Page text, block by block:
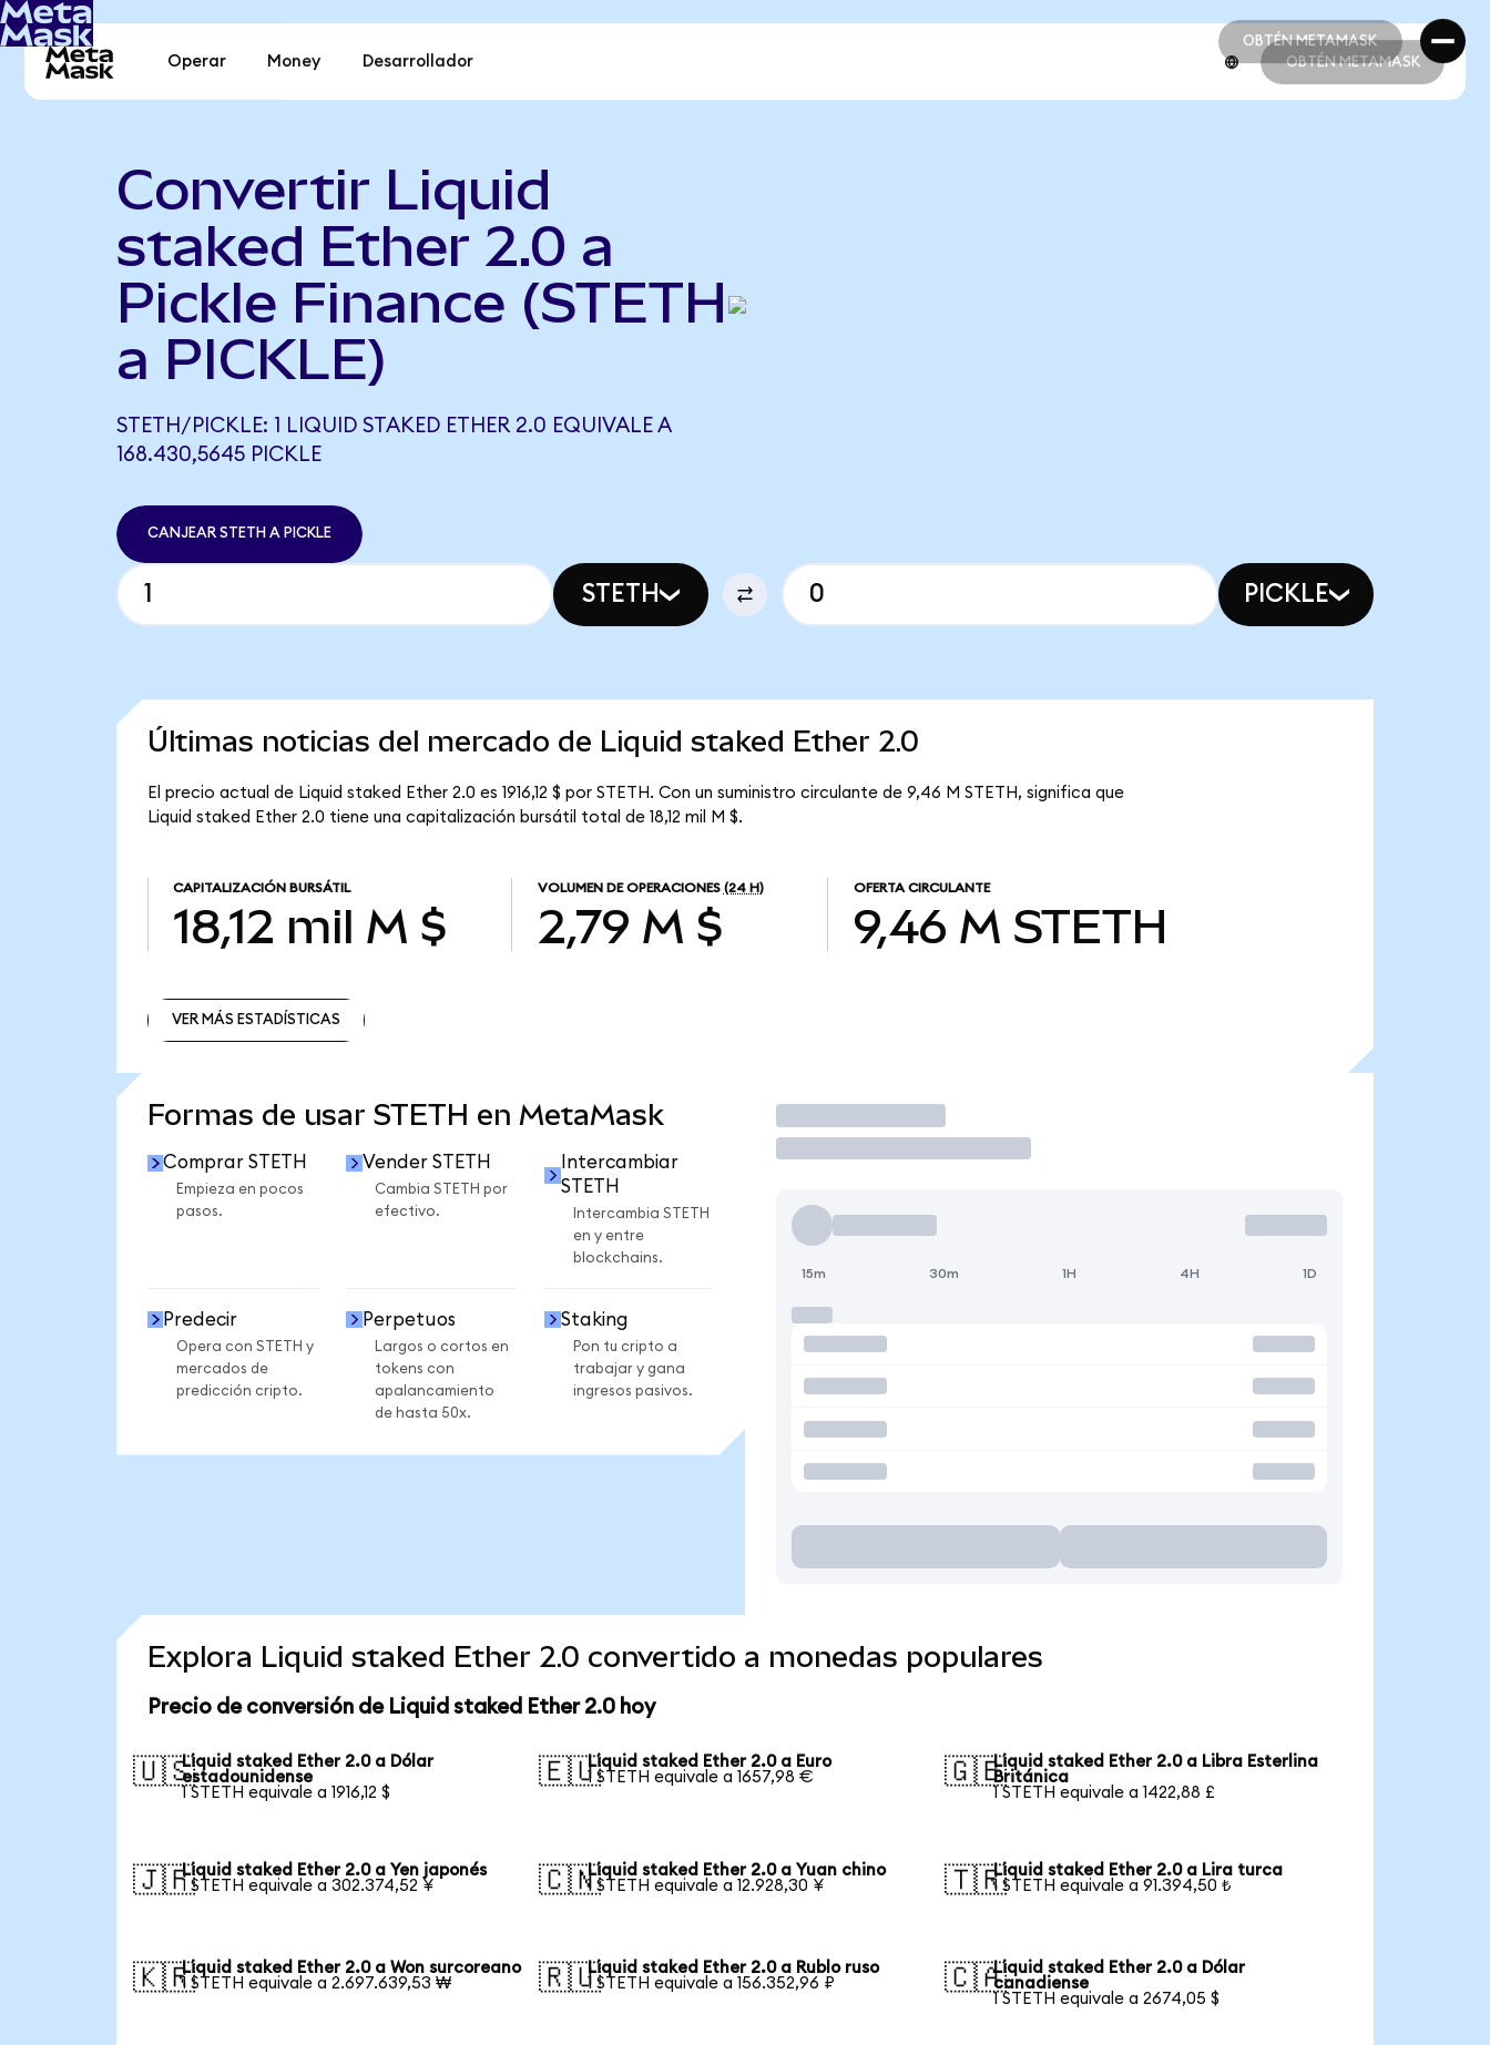
OBTÉN METAMASK
OBTÉN METAMASK
Operar Money Desarrollador OBTÉN METAMASK
Convertir Liquid
staked Ether 2.0 a
Pickle Finance (STETH
a PICKLE)
STETH/PICKLE: 1 LIQUID STAKED ETHER 2.0 EQUIVALE A
168.430,5645 PICKLE
CANJEAR STETH A PICKLE
STETH PICKLE
Últimas noticias del mercado de Liquid staked Ether 2.0
El precio actual de Liquid staked Ether 2.0 es 1916,12 $ por STETH. Con un suministro circulante de 9,46 M STETH, significa que
Liquid staked Ether 2.0 tiene una capitalización bursátil total de 18,12 mil M $.
CAPITALIZACIÓN BURSÁTIL
18,12 mil M $
VOLUMEN DE OPERACIONES (24 H)
2,79 M $
OFERTA CIRCULANTE
9,46 M STETH
VER MÁS ESTADÍSTICAS
Formas de usar STETH en MetaMask
Comprar STETH
Empieza en pocos
pasos.
Vender STETH
Cambia STETH por
efectivo.
Intercambiar
STETH
Intercambia STETH
en y entre
blockchains.
Predecir
Opera con STETH y
mercados de
predicción cripto.
Perpetuos
Largos o cortos en
tokens con
apalancamiento
de hasta 50x.
Staking
Pon tu cripto a
trabajar y gana
ingresos pasivos.
Operar
15m 30m 1H 4H 1D
Explora Liquid staked Ether 2.0 convertido a monedas populares
Precio de conversión de Liquid staked Ether 2.0 hoy
🇺🇸Liquid staked Ether 2.0 a Dólar
estadounidense
1 STETH equivale a 1916,12 $
🇪🇺Liquid staked Ether 2.0 a Euro
1 STETH equivale a 1657,98 €
🇬🇧Liquid staked Ether 2.0 a Libra Esterlina
Británica
1 STETH equivale a 1422,88 £
🇯🇵Liquid staked Ether 2.0 a Yen japonés
1 STETH equivale a 302.374,52 ¥
🇨🇳Liquid staked Ether 2.0 a Yuan chino
1 STETH equivale a 12.928,30 ¥
🇹🇷Liquid staked Ether 2.0 a Lira turca
1 STETH equivale a 91.394,50 ₺
🇰🇷Liquid staked Ether 2.0 a Won surcoreano
1 STETH equivale a 2.697.639,53 ₩
🇷🇺Liquid staked Ether 2.0 a Rublo ruso
1 STETH equivale a 156.352,96 ₽
🇨🇦Liquid staked Ether 2.0 a Dólar
canadiense
1 STETH equivale a 2674,05 $